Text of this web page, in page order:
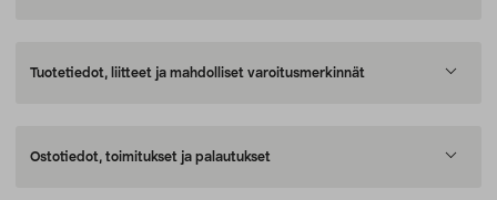
Tuotetiedot, liitteet ja mahdolliset varoitusmerkinnät
Ostotiedot, toimitukset ja palautukset